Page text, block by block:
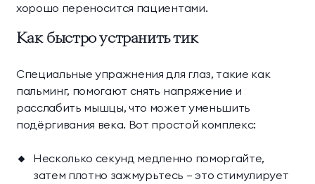
хорошо переносится пациентами.
Как быстро устранить тик
Специальные упражнения для глаз, такие как
пальминг, помогают снять напряжение и
расслабить мышцы, что может уменьшить
подёргивания века. Вот простой комплекс:
Несколько секунд медленно поморгайте,
затем плотно зажмурьтесь — это стимулирует